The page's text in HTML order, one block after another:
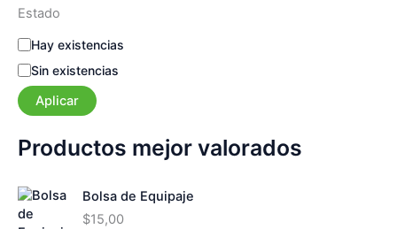
Estado
E
t
a
d
Hay existencias
Sin existencias
Aplicar
Productos mejor valorados
Bolsa de Equipaje
$15,00